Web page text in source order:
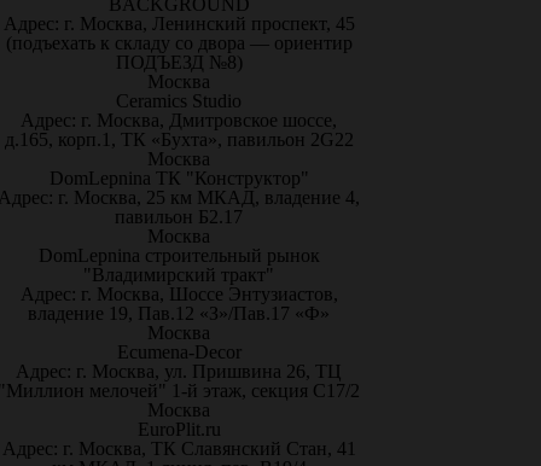
BACKGROUND
Адрес: г. Москва, Ленинский проспект, 45
(подъехать к складу со двора — ориентир
ПОДЪЕЗД №8)
Москва
Ceramics Studio
Адрес: г. Москва, Дмитровское шоссе,
д.165, корп.1, ТК «Бухта», павильон 2G22
Москва
DomLepnina ТК "Конструктор"
г. Москва, 25 км МКАД, владение 4,
павильон Б2.17
Москва
DomLepnina строительный рынок
"Владимирский тракт"
Адрес: г. Москва, Шоссе Энтузиастов,
владение 19, Пав.12 «З»/Пав.17 «Ф»
Москва
Ecumena-Decor
Адрес: г. Москва, ул. Пришвина 26, ТЦ
мелочей" 1-й этаж, секция С17/2
Москва
EuroPlit.ru
Адрес: г. Москва, ТК Славянский Стан, 41